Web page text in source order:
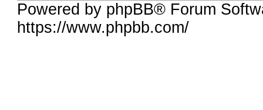
Powered by phpBB® Forum
https://www.phpbb.com/